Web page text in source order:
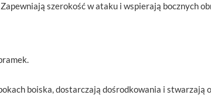
szerokość w ataku i wspierają bocznych
boiska, dostarczają dośrodkowania i stwarzają